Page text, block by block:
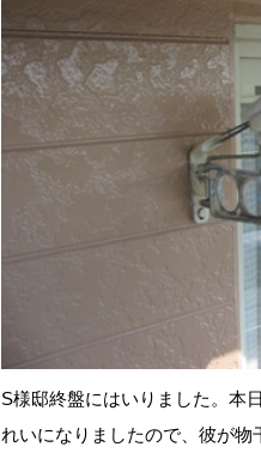
S様邸終盤にはいりました。本
れいになりましたので、彼が